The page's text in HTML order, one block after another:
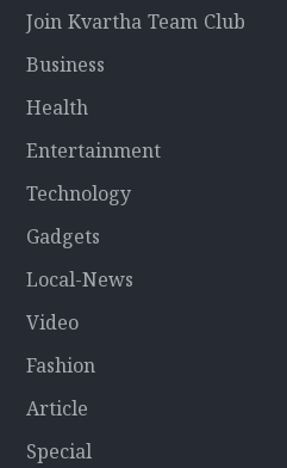
Join Kvartha Team Club
Business
Health
Entertainment
Technology
Gadgets
Local-News
Video
Fashion
Article
Special